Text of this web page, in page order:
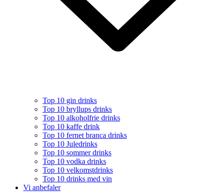
Top 10 gin drinks
Top 10 bryllups drinks
Top 10 alkoholfrie drinks
Top 10 kaffe drink
Top 10 fernet branca drinks
Top 10 Juledrinks
Top 10 sommer drinks
Top 10 vodka drinks
Top 10 velkomstdrinks
Top 10 drinks med vin
Vi anbefaler